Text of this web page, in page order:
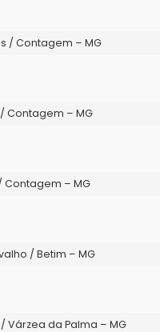
/ Contagem – MG
Contagem – MG
Contagem – MG
/ Betim – MG
Várzea da Palma – MG